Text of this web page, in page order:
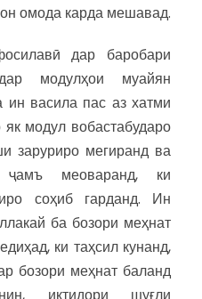
омода карда мешавад.
дар баробари
модулҳои муайян
васила пас аз хатми
модул вобастабударо
заруриро мегиранд ва
ҷамъ меоваранд, ки
соҳиб гарданд. Ин
ба бозори меҳнат
ки таҳсил кунанд,
бозори меҳнат баланд
иқтидори шуғли